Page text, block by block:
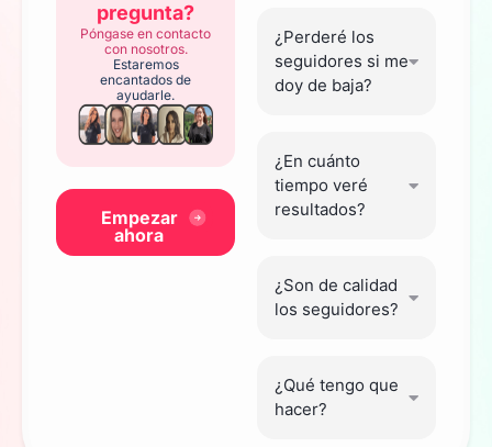
Empezar
ahora
pregunta?
Póngase en contacto
con nosotros.
Estaremos
encantados de
ayudarle.
¿Perderé los
seguidores si me
doy de baja?
¿En cuánto
tiempo veré
resultados?
¿Son de calidad
los seguidores?
¿Qué tengo que
hacer?